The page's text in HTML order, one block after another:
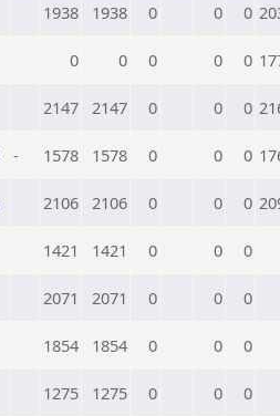
1938 1938 0 0 0
0 0 0 0 0
2147 2147 0 0 0
- 1578 1578 0 0 0
2106 2106 0 0 0
1421 1421 0 0 0
2071 2071 0 0 0
1854 1854 0 0 0
1275 1275 0 0 0